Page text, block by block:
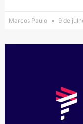
Marcos Paulo 9 de